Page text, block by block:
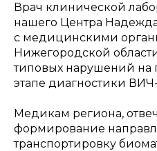
Врач клинической
нашего Центра
с медицинскими
Нижегородской
типовых нарушений на
этапе диагностики
Медикам региона,
формирование
транспортировку